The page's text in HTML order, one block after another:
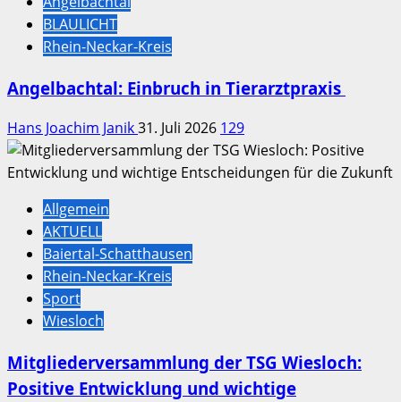
BLAULICHT
Rhein-Neckar-Kreis
Angelbachtal: Einbruch in Tierarztpraxis
Hans Joachim Janik31. Juli 2026 129
Allgemein
AKTUELL
Baiertal-Schatthausen
Rhein-Neckar-Kreis
Sport
Wiesloch
Mitgliederversammlung der TSG Wiesloch:
Positive Entwicklung und wichtige